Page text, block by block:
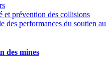
et prévention des collisions
des performances du soutien au
des mines